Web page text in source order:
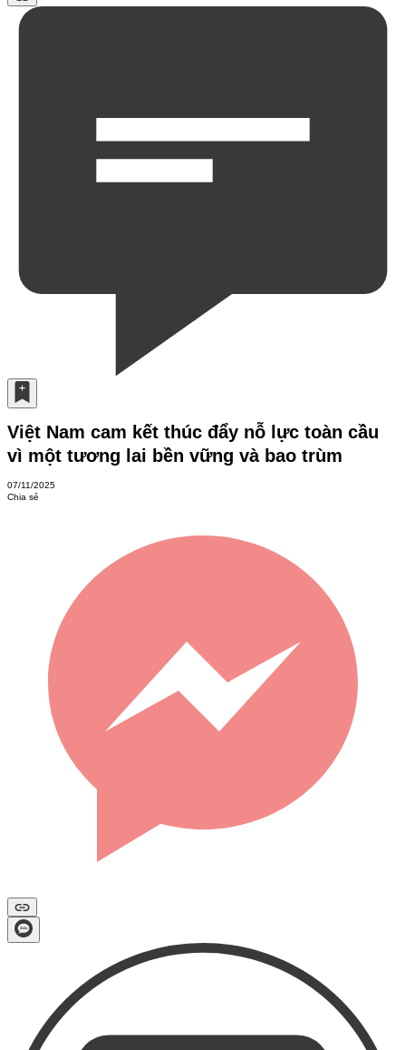
Việt Nam cam kết thúc đẩy nỗ lực toàn cầu
vì một tương lai bền vững và bao trùm
07/11/2025
Chia sẻ